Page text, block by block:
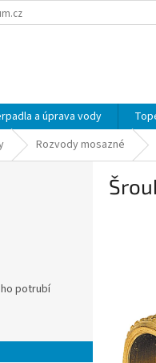
a úprava vody
Rozvody mosazné
potrubí